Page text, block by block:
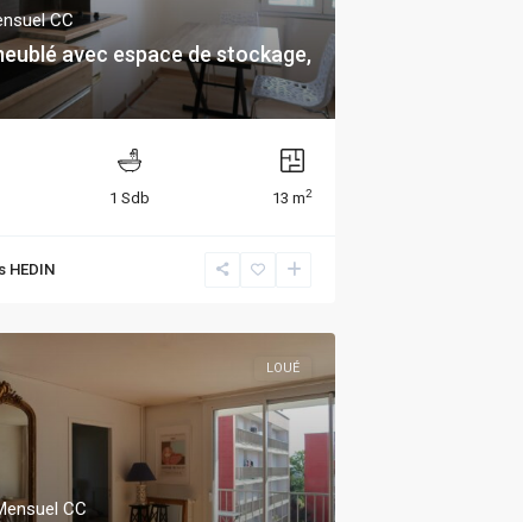
CC
avec espace de stockage,
1 Sdb 13 m2
HEDIN
LOUÉ
CC